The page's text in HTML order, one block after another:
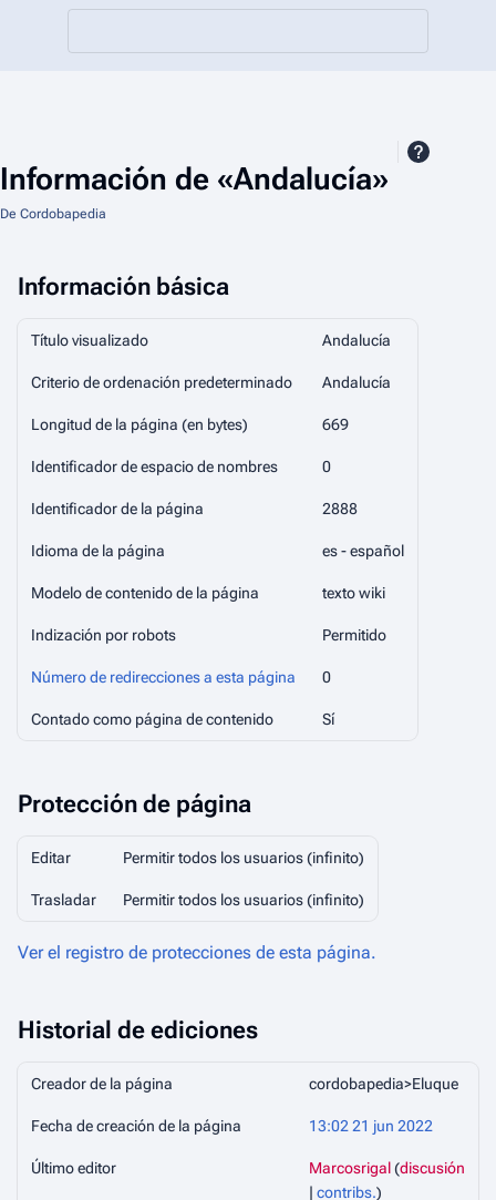
Información de «Andalucía»
De Cordobapedia
Información básica
Título visualizado Andalucía
Criterio de ordenación predeterminado Andalucía
Longitud de la página (en bytes) 669
Identificador de espacio de nombres 0
Identificador de la página 2888
Idioma de la página es - español
Modelo de contenido de la página texto wiki
Indización por robots Permitido
Número de redirecciones a esta página 0
Contado como página de contenido Sí
Protección de página
Editar Permitir todos los usuarios (infinito)
Trasladar Permitir todos los usuarios (infinito)
Ver el registro de protecciones de esta página.
Historial de ediciones
Creador de la página cordobapedia>Eluque
Fecha de creación de la página 13:02 21 jun 2022
Último editor Marcosrigal(discusión
| contribs.)